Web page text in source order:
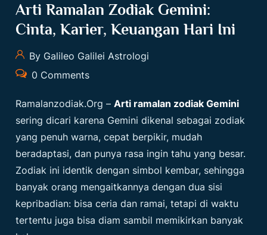
Arti Ramalan Zodiak Gemini:
Cinta, Karier, Keuangan Hari Ini
By Galileo Galilei Astrologi
0 Comments
Ramalanzodiak.org –Arti ramalan zodiak Gemini
sering dicari karena Gemini dikenal sebagai zodiak
yang penuh warna, cepat berpikir, mudah
beradaptasi, dan punya rasa ingin tahu yang besar.
Zodiak ini identik dengan simbol kembar, sehingga
banyak orang mengaitkannya dengan dua sisi
kepribadian: bisa ceria dan ramai, tetapi di waktu
tertentu juga bisa diam sambil memikirkan banyak